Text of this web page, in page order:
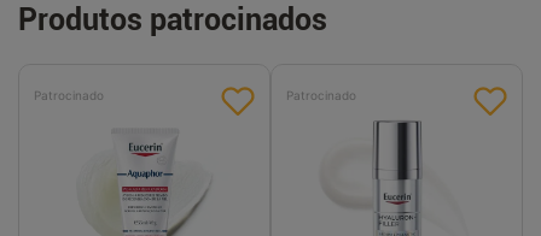
Produtos patrocinados
Patrocinado Patrocinado